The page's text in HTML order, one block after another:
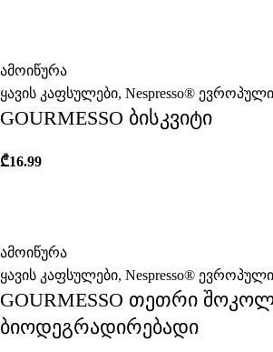
ამოიწურა
ყავის კაფსულები, Nespresso®
GOURMESSO ბისკვიტი
₾16.99
ამოიწურა
ყავის კაფსულები, Nespresso®
GOURMESSO თეთრი
ბიოდეგრადირებადი